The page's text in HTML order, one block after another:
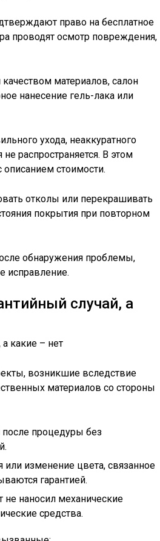
право на бесплатное
проводят осмотр повреждения,
материалов, салон
нанесение гель-лака или
ухода, неаккуратного
распространяется. В этом
описанием стоимости.
отколы или перекрашивать
покрытия при повторном
обнаружения проблемы,
исправление.
случай, а
возникшие вследствие
материалов со стороны
процедуры без
изменение цвета, связанное
гарантией.
не наносил механические
средства.